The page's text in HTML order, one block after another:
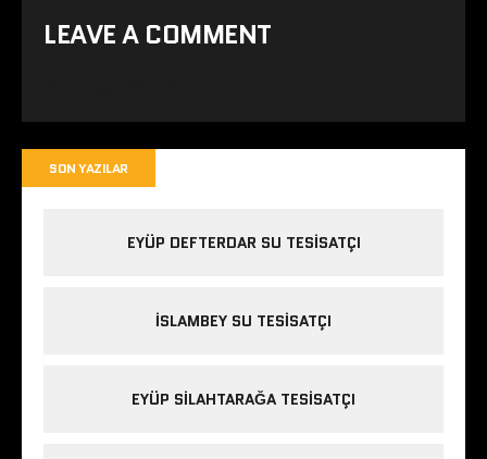
LEAVE A COMMENT
SON YAZILAR
EYÜP DEFTERDAR SU TESISATÇI
İSLAMBEY SU TESISATÇI
EYÜP SILAHTARAĞA TESISATÇI